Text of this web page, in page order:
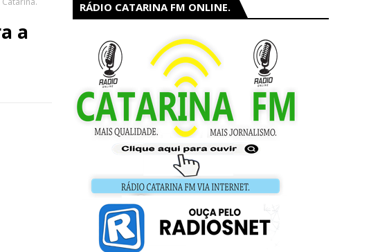
a
RÁDIO CATARINA FM ONLINE.